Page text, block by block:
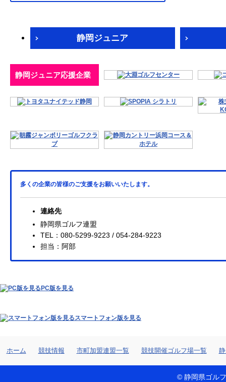
静岡ジュニア
静岡ジュニア応援企業
多くの企業の皆様のご支援をお願いいたします。
連絡先
静岡県ゴルフ連盟
TEL：080-5299-9223 / 054-284-9223
担当：阿部
PC版を見る
スマートフォン版を見る
ホーム 競技情報 市町加盟連盟一覧 競技開催ゴルフ場一覧
© 静岡県ゴル